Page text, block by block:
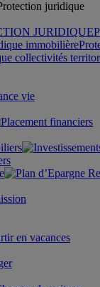
JURIDIQUE
immobilière
collectivités